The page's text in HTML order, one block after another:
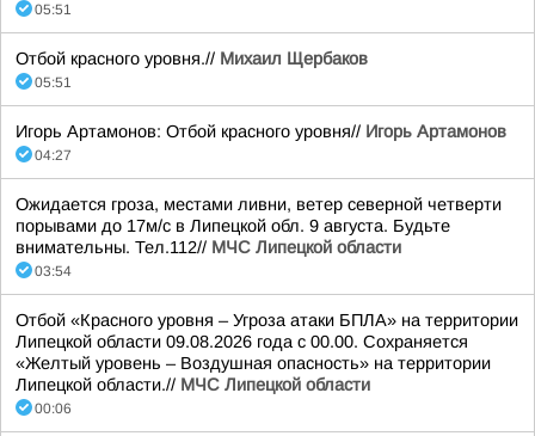
05:51
Отбой красного уровня.// Михаил Щербаков
05:51
Игорь Артамонов: Отбой красного уровня// Игорь Артамонов
04:27
Ожидается гроза, местами ливни, ветер северной четверти
порывами до 17м/с в Липецкой обл. 9 августа. Будьте
внимательны. Тел.112// МЧС Липецкой области
03:54
Отбой «Красного уровня – Угроза атаки БПЛА» на территории
Липецкой области 09.08.2026 года с 00.00. Сохраняется
«Желтый уровень – Воздушная опасность» на территории
Липецкой области.// МЧС Липецкой области
00:06